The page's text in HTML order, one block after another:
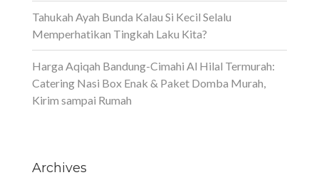
Tahukah Ayah Bunda Kalau Si Kecil Selalu
Memperhatikan Tingkah Laku Kita?
Harga Aqiqah Bandung-Cimahi Al Hilal Termurah:
Catering Nasi Box Enak & Paket Domba Murah,
Kirim sampai Rumah
Archives